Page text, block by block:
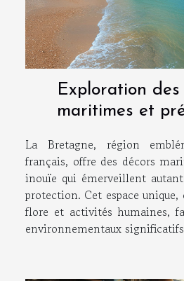
Exploration des
maritimes et
La Bretagne, région
français, offre des décors
inouïe qui émerveillent
protection. Cet espace
flore et activités humaines,
environnementaux